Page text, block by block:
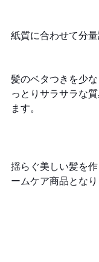
紙質に合わせて分
髪のベタつきを少
っとりサラサラな
ます。
揺らぐ美しい髪を
ームケア商品となり